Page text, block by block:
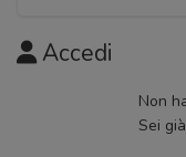
Accedi
Non
Sei